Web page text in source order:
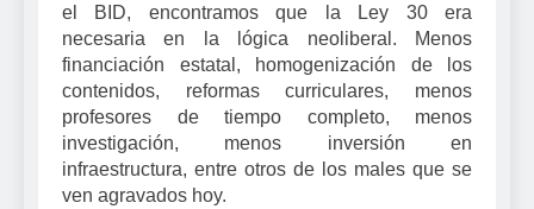
el BID, encontramos que la Ley 30 era
necesaria en la lógica neoliberal. Menos
financiación estatal, homogenización de los
contenidos, reformas curriculares, menos
profesores de tiempo completo, menos
investigación, menos inversión en
infraestructura, entre otros de los males que se
ven agravados hoy.